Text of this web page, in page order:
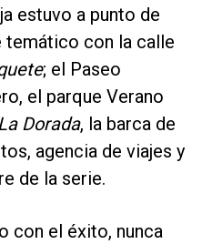
estuvo a punto de
temático con la calle
; el Paseo
el parque Verano
Dorada, la barca de
agencia de viajes y
de la serie.
con el éxito, nunca